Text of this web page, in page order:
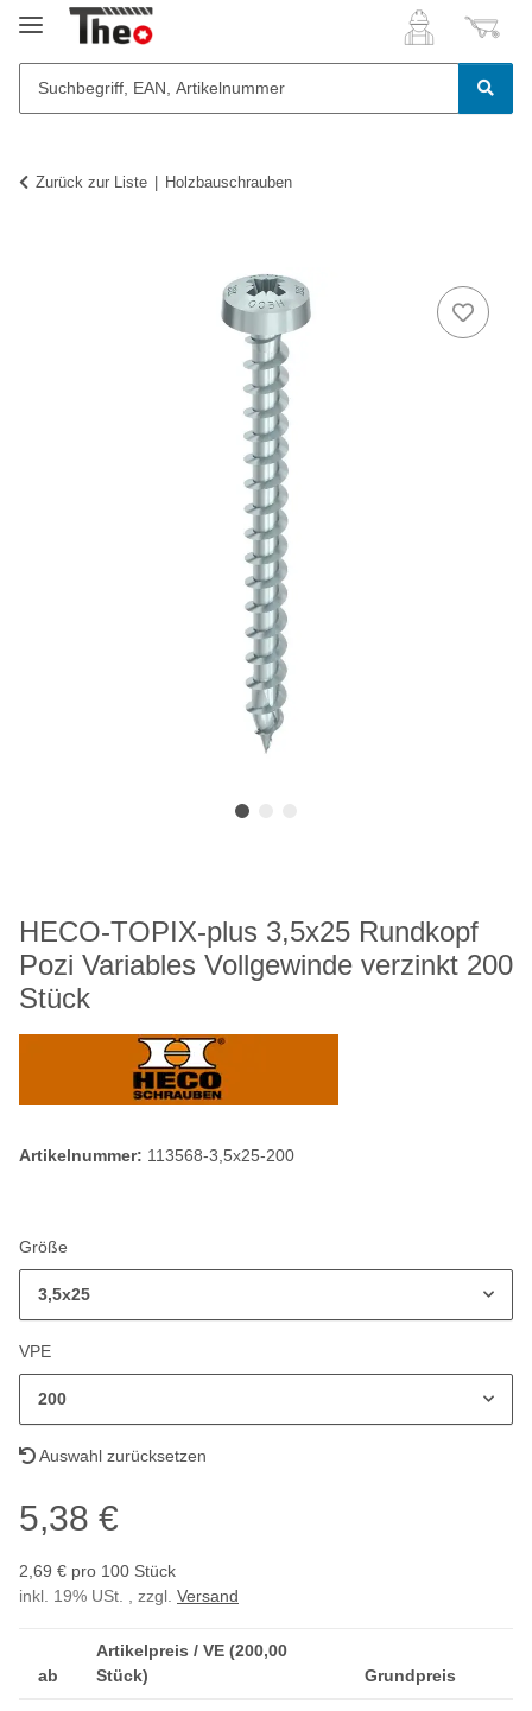
Zurück zur Liste Holzbauschrauben
HECO-TOPIX-plus 3,5x25 Rundkopf
Pozi Variables Vollgewinde verzinkt 200
Stück
Artikelnummer: 113568-3,5x25-200
Größe
3,5x25
VPE
200
Auswahl zurücksetzen
5,38 €
2,69 € pro 100 Stück
inkl. 19% USt. , zzgl. Versand
ab
Artikelpreis / VE (200,00
Stück)
Grundpreis